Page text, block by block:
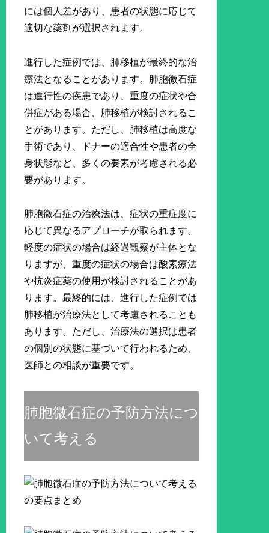
には個人差があり、患者の状態に応じて
適切な薬剤が選択されます。
進行した症例では、肺移植が最終的な治
療法となることがあります。肺胞微石症
は進行性の疾患であり、重度の症状や合
併症がある場合、肺移植が検討されるこ
とがあります。ただし、肺移植は高度な
手術であり、ドナーの適合性や患者の全
身状態など、多くの要素が考慮される必
要があります。
肺胞微石症の治療法は、症状の重症度に
応じて異なるアプローチが取られます。
軽度の症状の場合は経過観察が主体とな
りますが、重度の症状の場合は酸素療法
や抗炎症薬の使用が検討されることがあ
ります。最終的には、進行した症例では
肺移植が治療法として考慮されることも
あります。ただし、治療法の選択は患者
の個別の状態に基づいて行われるため、
医師との相談が重要です。
肺胞微石症の予防方法につ
いて考える